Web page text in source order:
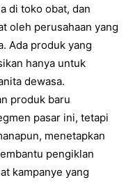
di toko obat, dan
oleh perusahaan yang
Ada produk yang
hanya untuk
dewasa.
produk baru
pasar ini, tetapi
menetapkan
pengiklan
kampanye yang